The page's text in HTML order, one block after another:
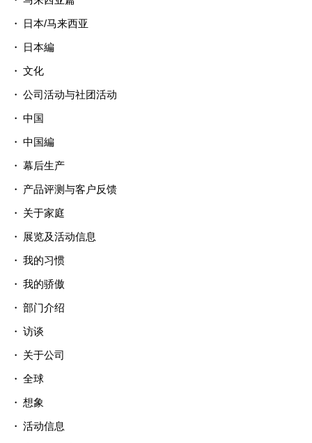
日本/马来西亚
日本編
文化
公司活动与社团活动
中国
中国編
幕后生产
产品评测与客户反馈
关于家庭
展览及活动信息
我的习惯
我的骄傲
部门介绍
访谈
关于公司
全球
想象
活动信息